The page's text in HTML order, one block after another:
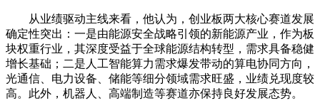
从业绩驱动主线来看，他认为，创业板两大核心赛道发展
确定性突出：一是由能源安全战略引领的新能源产业，作为板
块权重行业，其深度受益于全球能源结构转型，需求具备稳健
增长基础；二是 人工智能算力需求爆发带动的算电协同方向，
光通信 电力设备、储能等细分领域需求旺盛，业绩兑现度较
高。此外， 机器人 、高端制造等赛道亦保持良好发展态势。